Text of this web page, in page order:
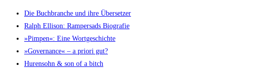
Die Buch­bran­che und ihre Übersetzer
Ralph Elli­son: Ram­pers­ads Biografie
»Pim­pen«: Eine Wortgeschichte
»Gover­nan­ce« – a prio­ri gut?
Huren­sohn & son of a bitch